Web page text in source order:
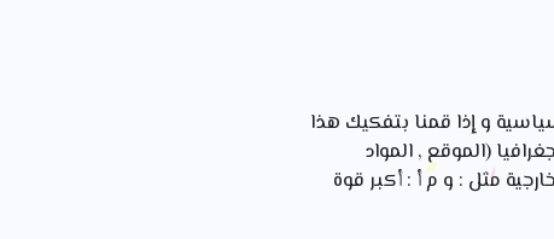
و إذا قمنا بتفكيك هذا
(الموقع , المواد
مثل : و م أ : أكبر قوة